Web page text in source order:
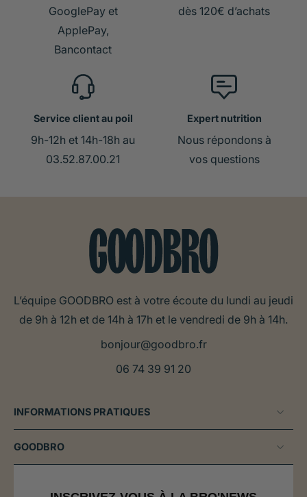
GooglePay et
ApplePay,
Bancontact
dès 120€ d’achats
Service client au poil
9h-12h et 14h-18h au
03.52.87.00.21
Expert nutrition
Nous répondons à
vos questions
L’équipe GOODBRO est à votre écoute du lundi au jeudi
de 9h à 12h et de 14h à 17h et le vendredi de 9h à 14h.
bonjour@goodbro.fr
06 74 39 91 20
INFORMATIONS PRATIQUES
GOODBRO